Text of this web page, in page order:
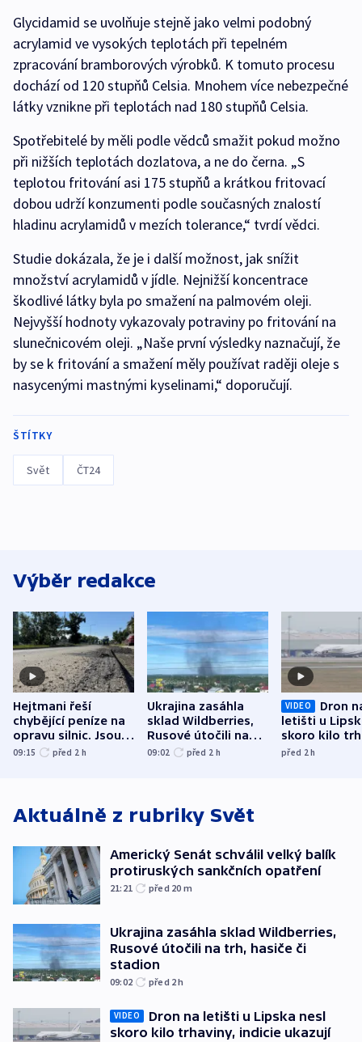
Glycidamid se uvolňuje stejně jako velmi podobný
acrylamid ve vysokých teplotách při tepelném
zpracování bramborových výrobků. K tomuto procesu
dochází od 120 stupňů Celsia. Mnohem více nebezpečné
látky vznikne při teplotách nad 180 stupňů Celsia.
Spotřebitelé by měli podle vědců smažit pokud možno
při nižších teplotách dozlatova, a ne do černa. „S
teplotou fritování asi 175 stupňů a krátkou fritovací
dobou udrží konzumenti podle současných znalostí
hladinu acrylamidů v mezích tolerance,“ tvrdí vědci.
Studie dokázala, že je i další možnost, jak snížit
množství acrylamidů v jídle. Nejnižší koncentrace
škodlivé látky byla po smažení na palmovém oleji.
Nejvyšší hodnoty vykazovaly potraviny po fritování na
slunečnicovém oleji. „Naše první výsledky naznačují, že
by se k fritování a smažení měly používat raději oleje s
nasycenými mastnými kyselinami,“ doporučují.
ŠTÍTKY
Svět ČT24
Výběr redakce
Hejtmani řeší
chybějící peníze na
opravu silnic. Jsou
nenárokové, namítá
09:15 před 2 h
Ukrajina zasáhla
sklad Wildberries,
Rusové útočili na
trh, hasiče či
09:02 před 2 h
VIDEO
Dron
letišti u
skoro kilo
indicie
před 2h
Aktuálně z rubriky Svět
Americký Senát schválil velký balík
protiruských sankčních opatření
21:21 před 20 m
Ukrajina zasáhla sklad Wildberries,
Rusové útočili na trh, hasiče či
stadion
09:02 před 2h
VIDEO
Dron na letišti u Lipska nesl
skoro kilo trhaviny, indicie ukazují